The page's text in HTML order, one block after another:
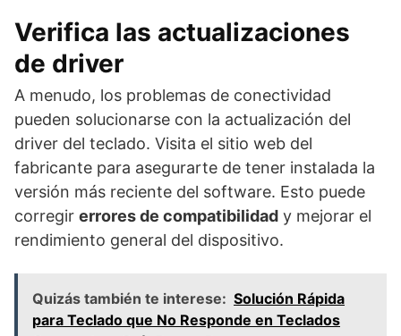
Verifica las actualizaciones
de driver
A menudo, los problemas de conectividad
pueden solucionarse con la actualización del
driver del teclado. Visita el sitio web del
fabricante para asegurarte de tener instalada la
versión más reciente del software. Esto puede
corregir errores de compatibilidad y mejorar el
rendimiento general del dispositivo.
Quizás también te interese: Solución Rápida
para Teclado que No Responde en Teclados